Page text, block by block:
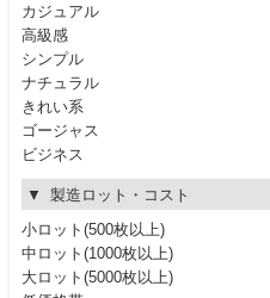
カジュアル
高級感
シンプル
ナチュラル
きれい系
ゴージャス
ビジネス
製造ロット・コスト
小ロット(500枚以上)
中ロット(1000枚以上)
大ロット(5000枚以上)